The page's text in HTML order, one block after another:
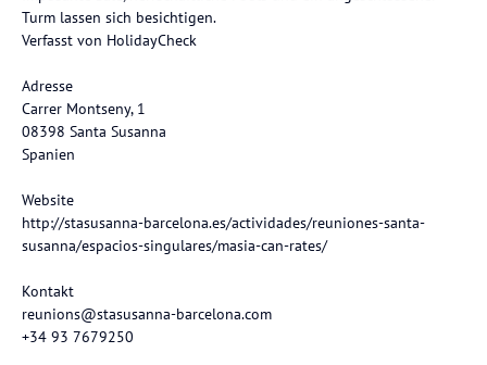
Turm lassen sich besichtigen.
Verfasst von HolidayCheck
Adresse
Carrer Montseny, 1
08398 Santa Susanna
Spanien
Website
http://stasusanna-barcelona.es/actividades/reuniones-santa-
susanna/espacios-singulares/masia-can-rates/
Kontakt
reunions@stasusanna-barcelona.com
+34 93 7679250